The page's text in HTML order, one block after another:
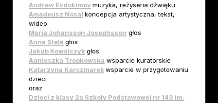
Andrew Evdokimov muzyka, reżyseria dźwięku
Amadeusz Nosal koncepcja artystyczna, tekst,
wideo
Maria Johansson Josephsson głos
Anna Stela głos
Jakub Kowalczyk głos
Agnieszka Trepkowska wsparcie kuratorskie
Katarzyna Karczmarek wsparcie w przygotowaniu
dzieci
oraz
Dzieci z klasy 2a Szkoły Podstawowej nr 143 im.